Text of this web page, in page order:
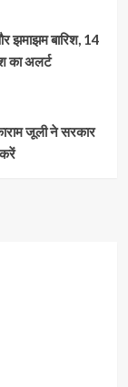
झमाझम बारिश, 14
का अलर्ट
जूली ने सरकार